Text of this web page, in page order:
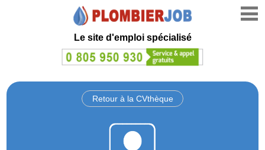
Le site d'emploi spécialisé
Retour à la CVthèque